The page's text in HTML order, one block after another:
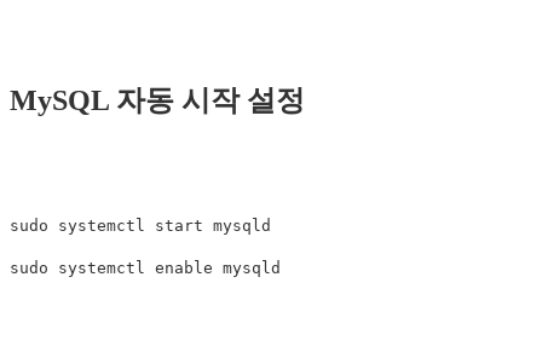
MySQL 자동 시작 설정
sudo systemctl start mysqld